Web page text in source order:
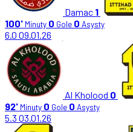
Damac 1
100' Minuty 0 Gole 0 Asysty
6.0 09.01.26
Al Kholood 0
92' Minuty 0 Gole 0 Asysty
5.3 03.01.26